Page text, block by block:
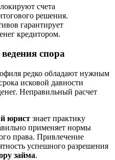
счета
решения.
гарантирует
кредитором.
спора
редко обладают нужным
исковой давности
Неправильный расчет
юрист знает практику
применяет нормы
права. Привлечение
успешного разрешения
займа.